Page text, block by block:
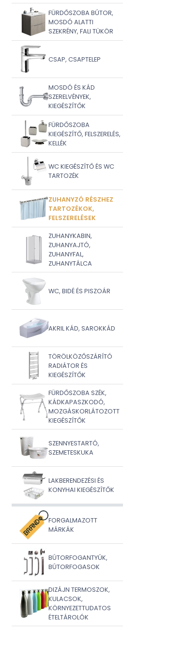
FÜRDŐSZOBA BÚTOR,
MOSDÓ ALATTI
SZEKRÉNY, FALI TÜKÖR
CSAP, CSAPTELEP
MOSDÓ ÉS KÁD
SZERELVÉNYEK,
KIEGÉSZÍTŐK
FÜRDŐSZOBA
KIEGÉSZÍTŐ, FELSZERELÉS,
KELLÉK
WC KIEGÉSZÍTŐ ÉS WC
TARTOZÉK
ZUHANYZÓ RÉSZHEZ
TARTOZÉKOK,
FELSZERELÉSEK
ZUHANYKABIN,
ZUHANYAJTÓ,
ZUHANYFAL,
ZUHANYTÁLCA
WC, BIDÉ ÉS PISZOÁR
AKRIL KÁD, SAROKKÁD
TÖRÖLKÖZŐSZÁRÍTÓ
RADIÁTOR ÉS
KIEGÉSZÍTŐK
FÜRDŐSZOBA SZÉK,
KÁDKAPASZKODÓ,
MOZGÁSKORLÁTOZOTT
KIEGÉSZÍTŐK
SZENNYESTARTÓ,
SZEMETESKUKA
LAKBERENDEZÉSI ÉS
KONYHAI KIEGÉSZÍTŐK
FORGALMAZOTT
MÁRKÁK
BÚTORFOGANTYÚK,
BÚTORFOGASOK
DIZÁJN TERMOSZOK,
KULACSOK,
KÖRNYEZETTUDATOS
ÉTELTÁROLÓK